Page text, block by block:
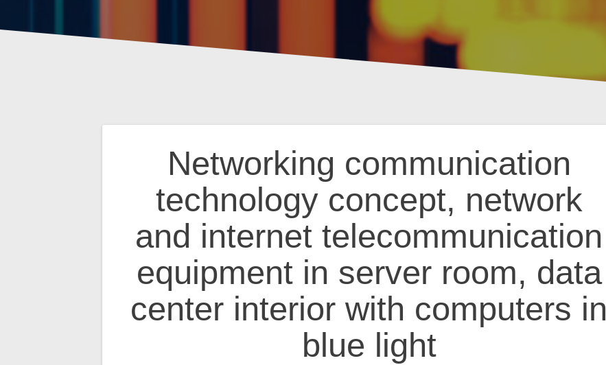
Networking communication
technology concept, network
and internet telecommunication
equipment in server room, data
center interior with computers in
blue light
Beitragsnavigation